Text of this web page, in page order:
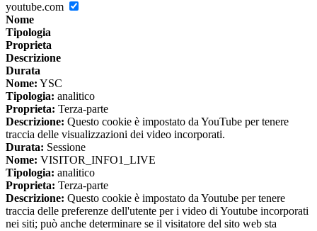
youtube.com
Nome
Tipologia
Proprieta
Descrizione
Durata
Nome: YSC
Tipologia: analitico
Proprieta: Terza-parte
Descrizione: Questo cookie è impostato da YouTube per tenere
traccia delle visualizzazioni dei video incorporati.
Durata: Sessione
Nome: VISITOR_INFO1_LIVE
Tipologia: analitico
Proprieta: Terza-parte
Descrizione: Questo cookie è impostato da Youtube per tenere
traccia delle preferenze dell'utente per i video di Youtube incorporati
nei siti; può anche determinare se il visitatore del sito web sta